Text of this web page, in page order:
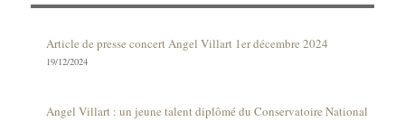
Article de presse concert Angel Villart 1er décembre 2024
19/12/2024
Angel Villart : un jeune talent diplômé du Conservatoire National